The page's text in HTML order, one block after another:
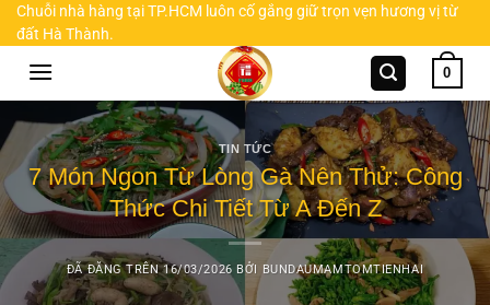
Chuyển
đến
Chuỗi nhà hàng tại TP.HCM luôn cố gắng giữ trọn vẹn hương vị từ
đất Hà Thành.
0
TIN TỨC
7 Món Ngon Từ Lòng Gà Nên Thử: Công
Thức Chi Tiết Từ A Đến Z
ĐÃ ĐĂNG TRÊN16/03/2026 BỞI BUNDAUMAMTOMTIENHAI